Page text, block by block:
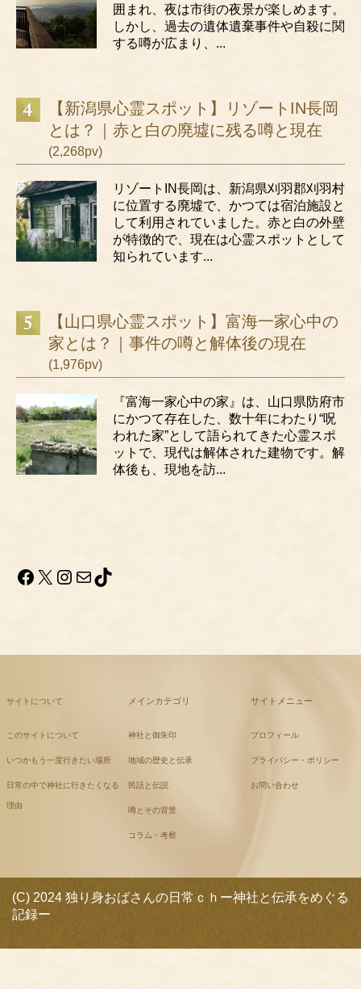
囲まれ、夜は市街の夜景が楽しめます。
しかし、過去の遺体遺棄事件や自殺に関
する噂が広まり、...
【新潟県心霊スポット】リゾートIN長岡
とは？｜赤と白の廃墟に残る噂と現在
(2,268pv)
リゾートIN長岡は、新潟県刈羽郡刈羽村
に位置する廃墟で、かつては宿泊施設と
して利用されていました。赤と白の外壁
が特徴的で、現在は心霊スポットとして
知られています...
【山口県心霊スポット】富海一家心中の
家とは？｜事件の噂と解体後の現在
(1,976pv)
『富海一家心中の家』は、山口県防府市
にかつて存在した、数十年にわたり“呪
われた家”として語られてきた心霊スポ
ットで、現代は解体された建物です。解
体後も、現地を訪...
Facebook
X Instagram
メールTikTok
サイトについて
このサイトについて
いつかもう一度行きたい場所
日常の中で神社に行きたくなる
理由
メインカテゴリ
神社と御朱印
地域の歴史と伝承
民話と伝説
噂とその背景
コラム・考察
サイトメニュー
プロフィール
プライバシー・ポリシー
お問い合わせ
(C) 2024 独り身おばさんの日常ｃｈー神社と伝承をめぐる
記録ー